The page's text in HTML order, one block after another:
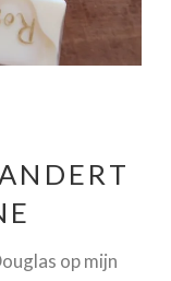
op mijn